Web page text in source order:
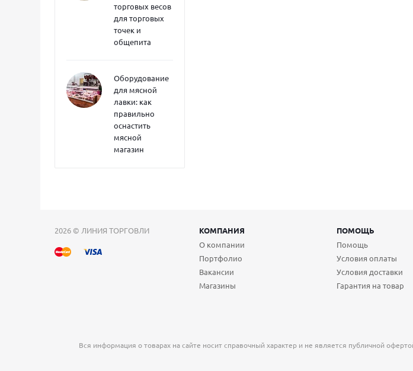
торговых весов
для торговых
точек и
общепита
Оборудование
для мясной
лавки: как
правильно
оснастить
мясной
магазин
2026 © ЛИНИЯ ТОРГОВЛИ КОМПАНИЯ ПОМОЩЬ
О компании
Портфолио
Вакансии
Магазины
Помощь
Условия оплаты
Условия доставки
Гарантия на товар
Вся информация о товарах на сайте носит справочный характер и не является публичной